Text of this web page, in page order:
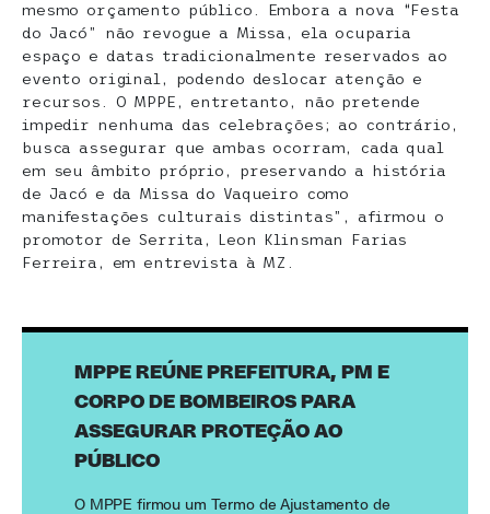
mesmo orçamento público. Embora a nova “Festa
do Jacó” não revogue a Missa, ela ocuparia
espaço e datas tradicionalmente reservados ao
evento original, podendo deslocar atenção e
recursos. O MPPE, entretanto, não pretende
impedir nenhuma das celebrações; ao contrário,
busca assegurar que ambas ocorram, cada qual
em seu âmbito próprio, preservando a história
de Jacó e da Missa do Vaqueiro como
manifestações culturais distintas”, afirmou o
promotor de Serrita, Leon Klinsman Farias
Ferreira, em entrevista à MZ.
MPPE REÚNE PREFEITURA, PM E
CORPO DE BOMBEIROS PARA
ASSEGURAR PROTEÇÃO AO
PÚBLICO
O MPPE firmou um Termo de Ajustamento de